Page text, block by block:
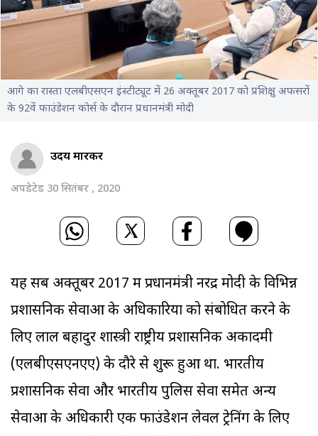
आगे का रास्ता एलबीएसएन इंस्टीट्यूट में 26 अक्तूबर 2017 को प्रशिक्षु अफसरों
के 92वें फाउंडेशन कोर्स के दौरान प्रधानमंत्री मोदी
उदय माहूरकर
अपडेटेड 30 सितंबर , 2020
यह सब अक्तूबर 2017 में प्रधानमंत्री नरेंद्र मोदी के विभिन्न
प्रशासनिक सेवाओं के अधिकारियों को संबोधित करने के
लिए लाल बहादुर शास्त्री राष्ट्रीय प्रशासनिक अकादमी
(एलबीएसएनएए) के दौरे से शुरू हुआ था. भारतीय
प्रशासनिक सेवा और भारतीय पुलिस सेवा समेत अन्य
सेवाओं के अधिकारी एक फाउंडेशन लेवल ट्रेनिंग के लिए